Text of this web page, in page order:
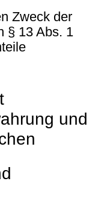
Zweck der
§ 13 Abs. 1
und